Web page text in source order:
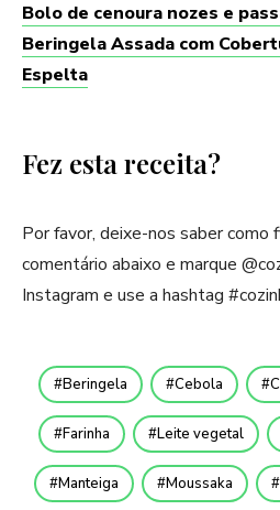
Bolo de cenoura nozes e
Beringela Assada com
Espelta
Fez esta receita?
Por favor, deixe-nos saber como
comentário abaixo e marque
Instagram e use a hashtag
Beringela Cebola
Farinha Leite vegetal
Manteiga Moussaka